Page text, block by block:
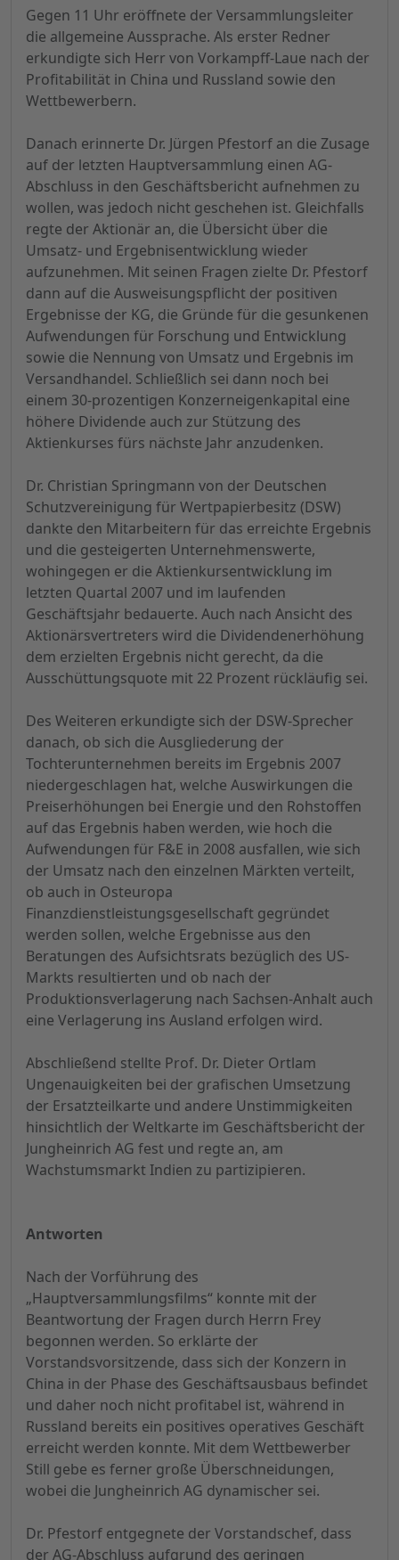
Gegen 11 Uhr eröffnete der Versammlungsleiter
die allgemeine Aussprache. Als erster Redner
erkundigte sich Herr von Vorkampff-Laue nach der
Profitabilität in China und Russland sowie den
Wettbewerbern.
Danach erinnerte Dr. Jürgen Pfestorf an die Zusage
auf der letzten Hauptversammlung einen AG-
Abschluss in den Geschäftsbericht aufnehmen zu
wollen, was jedoch nicht geschehen ist. Gleichfalls
regte der Aktionär an, die Übersicht über die
Umsatz- und Ergebnisentwicklung wieder
aufzunehmen. Mit seinen Fragen zielte Dr. Pfestorf
dann auf die Ausweisungspflicht der positiven
Ergebnisse der KG, die Gründe für die gesunkenen
Aufwendungen für Forschung und Entwicklung
sowie die Nennung von Umsatz und Ergebnis im
Versandhandel. Schließlich sei dann noch bei
einem 30-prozentigen Konzerneigenkapital eine
höhere Dividende auch zur Stützung des
Aktienkurses fürs nächste Jahr anzudenken.
Dr. Christian Springmann von der Deutschen
Schutzvereinigung für Wertpapierbesitz (DSW)
dankte den Mitarbeitern für das erreichte Ergebnis
und die gesteigerten Unternehmenswerte,
wohingegen er die Aktienkursentwicklung im
letzten Quartal 2007 und im laufenden
Geschäftsjahr bedauerte. Auch nach Ansicht des
Aktionärsvertreters wird die Dividendenerhöhung
dem erzielten Ergebnis nicht gerecht, da die
Ausschüttungsquote mit 22 Prozent rückläufig sei.
Des Weiteren erkundigte sich der DSW-Sprecher
danach, ob sich die Ausgliederung der
Tochterunternehmen bereits im Ergebnis 2007
niedergeschlagen hat, welche Auswirkungen die
Preiserhöhungen bei Energie und den Rohstoffen
auf das Ergebnis haben werden, wie hoch die
Aufwendungen für F&E in 2008 ausfallen, wie sich
der Umsatz nach den einzelnen Märkten verteilt,
ob auch in Osteuropa
Finanzdienstleistungsgesellschaft gegründet
werden sollen, welche Ergebnisse aus den
Beratungen des Aufsichtsrats bezüglich des US-
Markts resultierten und ob nach der
Produktionsverlagerung nach Sachsen-Anhalt auch
eine Verlagerung ins Ausland erfolgen wird.
Abschließend stellte Prof. Dr. Dieter Ortlam
Ungenauigkeiten bei der grafischen Umsetzung
der Ersatzteilkarte und andere Unstimmigkeiten
hinsichtlich der Weltkarte im Geschäftsbericht der
Jungheinrich AG fest und regte an, am
Wachstumsmarkt Indien zu partizipieren.
Antworten
Nach der Vorführung des
„Hauptversammlungsfilms“ konnte mit der
Beantwortung der Fragen durch Herrn Frey
begonnen werden. So erklärte der
Vorstandsvorsitzende, dass sich der Konzern in
China in der Phase des Geschäftsausbaus befindet
und daher noch nicht profitabel ist, während in
Russland bereits ein positives operatives Geschäft
erreicht werden konnte. Mit dem Wettbewerber
Still gebe es ferner große Überschneidungen,
wobei die Jungheinrich AG dynamischer sei.
Dr. Pfestorf entgegnete der Vorstandschef, dass
der AG-Abschluss aufgrund des geringen